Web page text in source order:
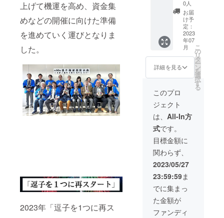
上げて機運を高め、資金集
めなどの開催に向けた準備
を進めていく運びとなりま
した。
2023年「逗子を1つに再ス
をお送
り致し
ます。
・発送
連絡
は、
メール
にてご
連絡致
花火が
中止に
なった
場合に
も発送
致しま
す。
葉山
牛・松
坂牛カ
タログ
ギフ
ト』を
ご自宅
へお送
りいた
や施設
で使用
されて
いたア
クリル
板が、
大量に
廃棄さ
れてい
ます。
私に何
かでき
る事は
ないか
と思
い、廃
棄予定
のアク
リル板
をキャ
ンバス
にして
アート
を描
き、再
生利用
大会支
援アー
ト】 ◆
いちご
のしょ
おとけ
えき ☆
作家か
らのご
挨拶 皆
様、は
じめま
して。
食べ物
アート
作家の
鴨志田
和泉と
申しま
す。
今、コ
ロナ禍
でお店
や施設
で使用
されて
0人
お届
け予
定：
2023
年07
月
詳細を見る
こ
の
リ
タ
ー
ン
を
選
択
す
る
このプロ
ジェクト
は、 All-In方
式です。
目標金額に
関わらず、
2023/05/27
23:59:59ま
でに集まっ
た金額が
ファンディ